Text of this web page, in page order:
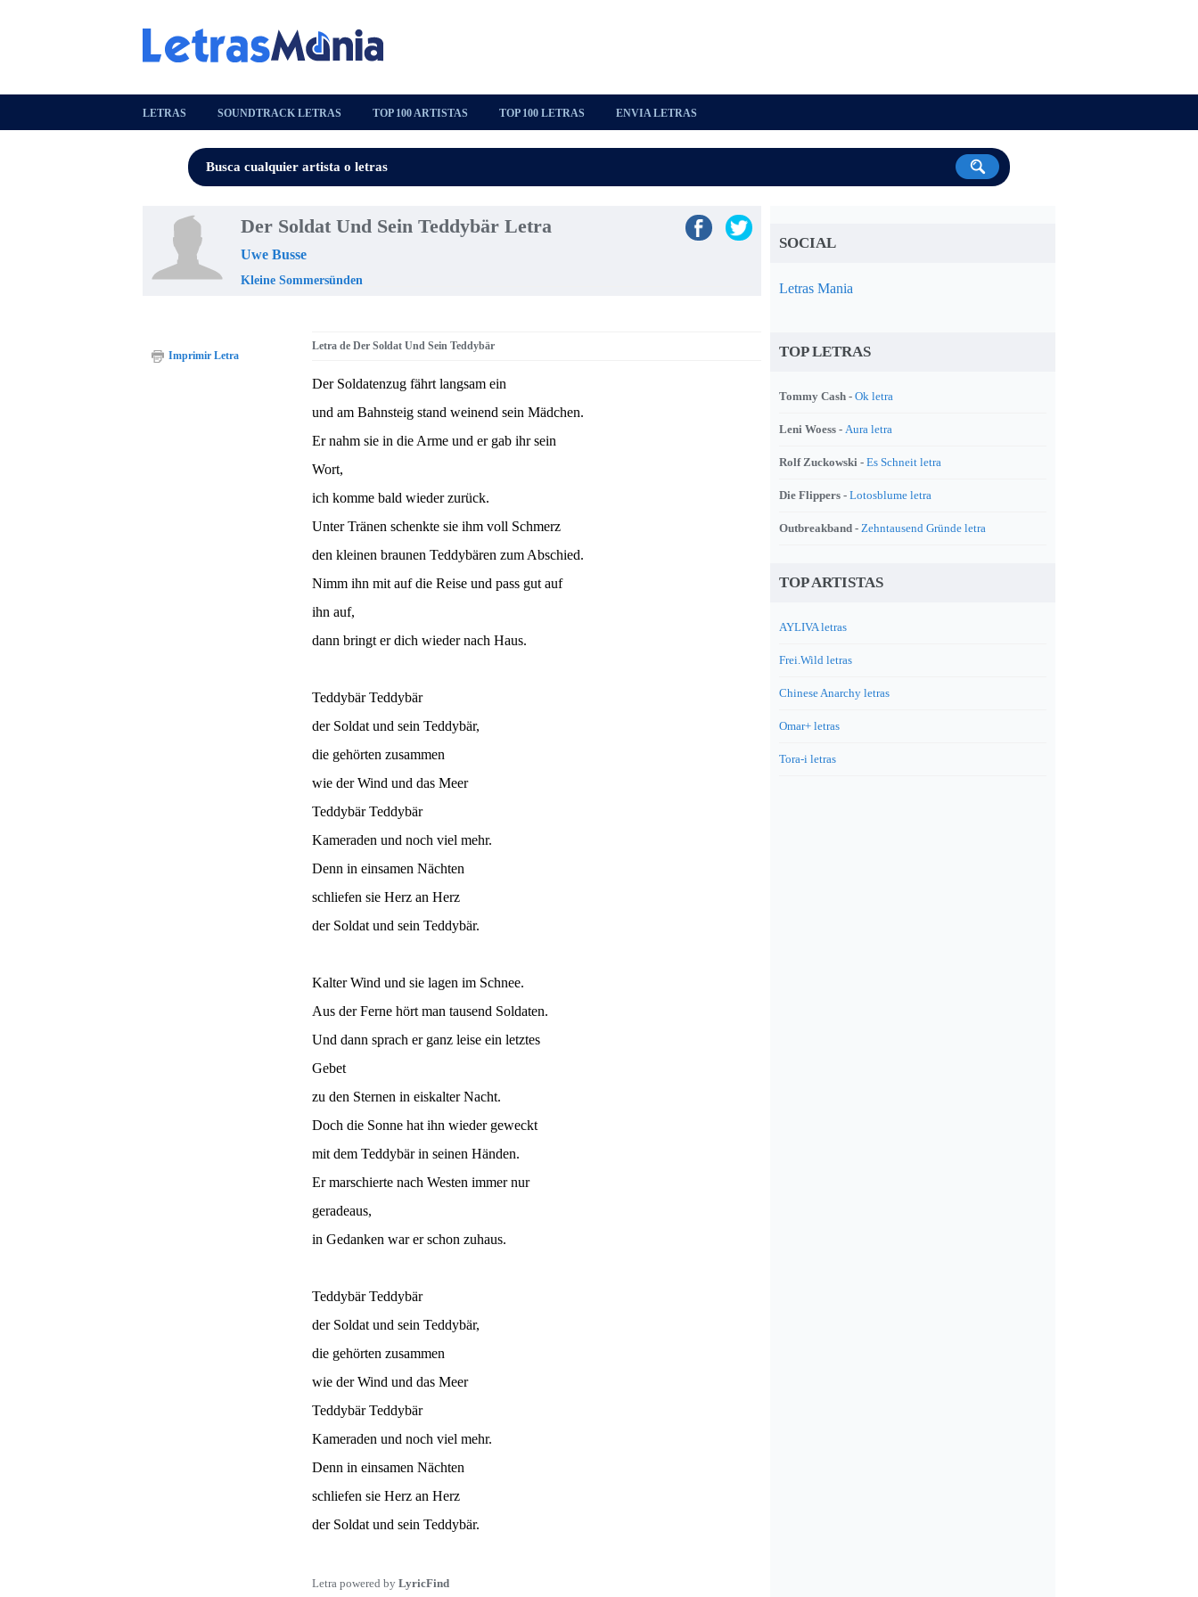
LETRAS SOUNDTRACK LETRAS TOP 100 ARTISTAS TOP 100 LETRAS ENVIA LETRAS
Der Soldat Und Sein Teddybär Letra
Uwe Busse
Kleine Sommersünden
Letra de Der Soldat Und Sein Teddybär
Der Soldatenzug fährt langsam ein
und am Bahnsteig stand weinend sein Mädchen.
Er nahm sie in die Arme und er gab ihr sein
Wort,
ich komme bald wieder zurück.
Unter Tränen schenkte sie ihm voll Schmerz
den kleinen braunen Teddybären zum Abschied.
Nimm ihn mit auf die Reise und pass gut auf
ihn auf,
dann bringt er dich wieder nach Haus.
Teddybär Teddybär
der Soldat und sein Teddybär,
die gehörten zusammen
wie der Wind und das Meer
Teddybär Teddybär
Kameraden und noch viel mehr.
Denn in einsamen Nächten
schliefen sie Herz an Herz
der Soldat und sein Teddybär.
Kalter Wind und sie lagen im Schnee.
Aus der Ferne hört man tausend Soldaten.
Und dann sprach er ganz leise ein letztes
Gebet
zu den Sternen in eiskalter Nacht.
Doch die Sonne hat ihn wieder geweckt
mit dem Teddybär in seinen Händen.
Er marschierte nach Westen immer nur
geradeaus,
in Gedanken war er schon zuhaus.
Teddybär Teddybär
der Soldat und sein Teddybär,
die gehörten zusammen
wie der Wind und das Meer
Teddybär Teddybär
Kameraden und noch viel mehr.
Denn in einsamen Nächten
schliefen sie Herz an Herz
der Soldat und sein Teddybär.
Letra powered by LyricFind
Imprimir Letra
SOCIAL
Letras Mania
TOP LETRAS
Tommy Cash - Ok letra
Leni Woess - Aura letra
Rolf Zuckowski - Es Schneit letra
Die Flippers - Lotosblume letra
Outbreakband - Zehntausend Gründe letra
TOP ARTISTAS
AYLIVA letras
Frei.Wild letras
Chinese Anarchy letras
Omar+ letras
Tora-i letras